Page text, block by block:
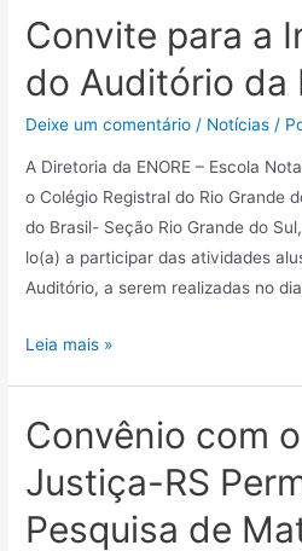
Convite para a
do Auditório da
Deixe um comentário / Notícias /
A Diretoria da ENORE – Escola
o Colégio Registral do Rio Grande
do Brasil- Seção Rio Grande do
lo(a) a participar das atividades
Auditório, a serem realizadas no
Leia mais »
Convênio com
Justiça-RS
Pesquisa de